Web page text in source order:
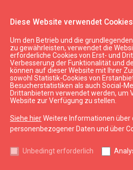
Diese Website verwendet
Um den Betrieb und die
zu gewährleisten, verwendet die
erforderliche Cookies von Erst- und
Verbesserung der Funktionalität und
können auf dieser Website mit Ihrer
sowohl Statistik-Cookies von
Besucherstatistiken als auch Social-
Drittanbietern verwendet werden, um
Website zur Verfügung zu stellen.
Siehe hierWeitere Informationen über
personenbezogener Daten und über
Unbedingt erforderlich
SEB
Kurzeme Tourismus